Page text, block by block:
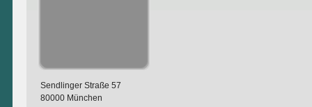
Sendlinger Straße 57
80000 München